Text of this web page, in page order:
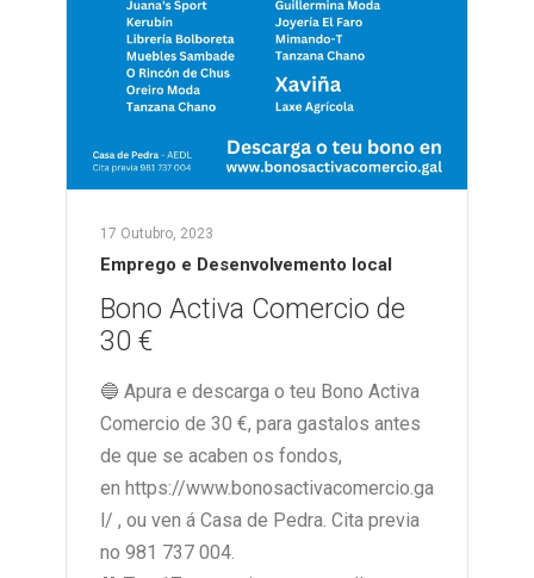
17 Outubro, 2023
Emprego e Desenvolvemento local
Bono Activa Comercio de
30 €
🔵 Apura e descarga o teu Bono Activa
Comercio de 30 €, para gastalos antes
de que se acaben os fondos,
en https://www.bonosactivacomercio.ga
l/ , ou ven á Casa de Pedra. Cita previa
no 981 737 004.